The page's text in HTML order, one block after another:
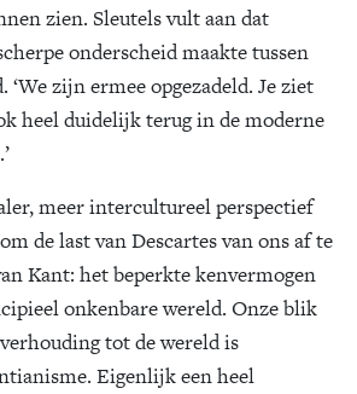
zien. Sleutels vult aan dat
onderscheid maakte tussen
‘We zijn ermee opgezadeld. Je ziet
heel duidelijk terug in de moderne
meer intercultureel perspectief
de last van Descartes van ons af te
Kant: het beperkte kenvermogen
onkenbare wereld. Onze blik
tot de wereld is
Eigenlijk een heel